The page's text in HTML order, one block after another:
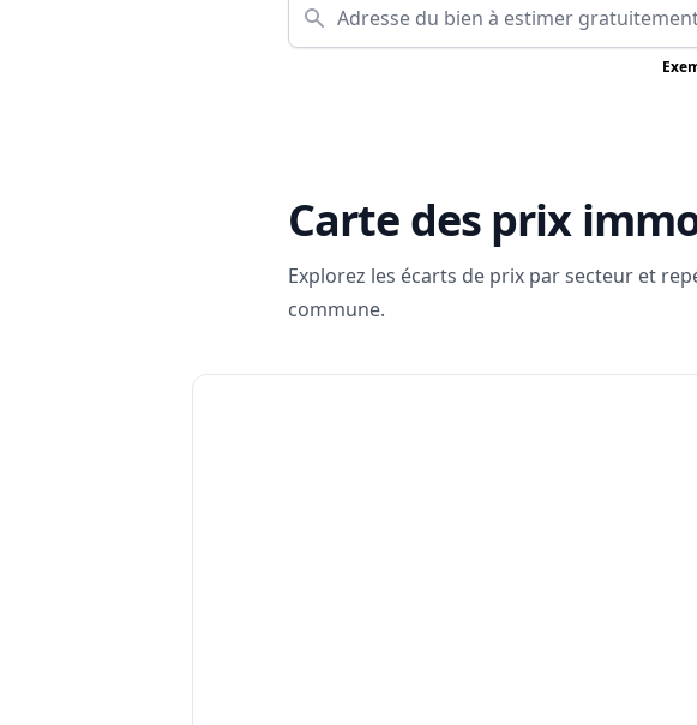
Carte des prix
Explorez les écarts de prix par secteur et
commune.